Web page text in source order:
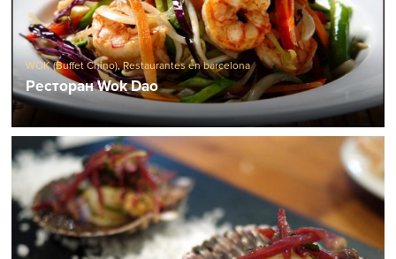
WOK (Buffet Chino),Restaurantes en barcelona
Ресторан Wok Dao